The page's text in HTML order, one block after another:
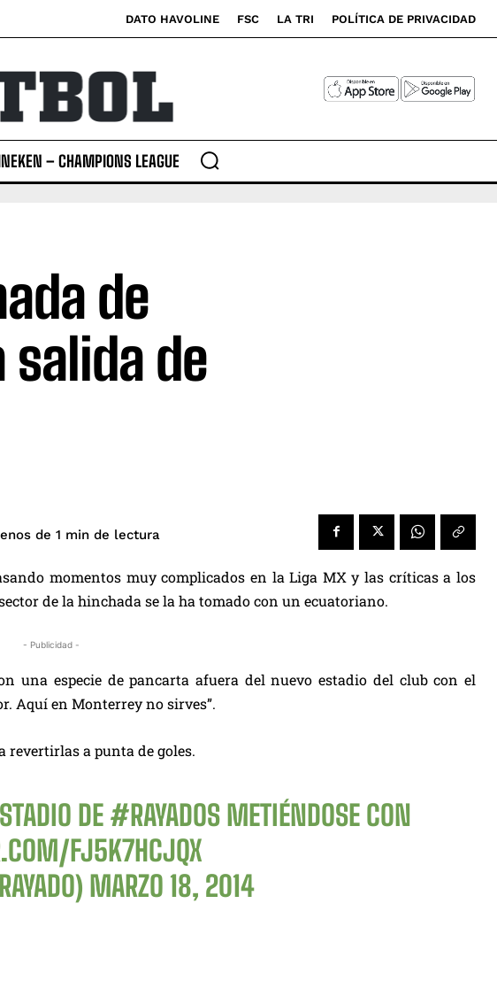
DATO HAVOLINE FSC LA TRI POLÍTICA DE PRIVACIDAD
– CHAMPIONS LEAGUE
de
de
de 1 min de lectura
momentos muy complicados en la Liga MX y las críticas a los
de la hinchada se la ha tomado con un ecuatoriano.
- Publicidad -
una especie de pancarta afuera del nuevo estadio del club con el
Aquí en Monterrey no sirves”.
revertirlas a punta de goles.
DE #RAYADOS METIÉNDOSE CON
FJ5K7HCJQX
MARZO 18, 2014